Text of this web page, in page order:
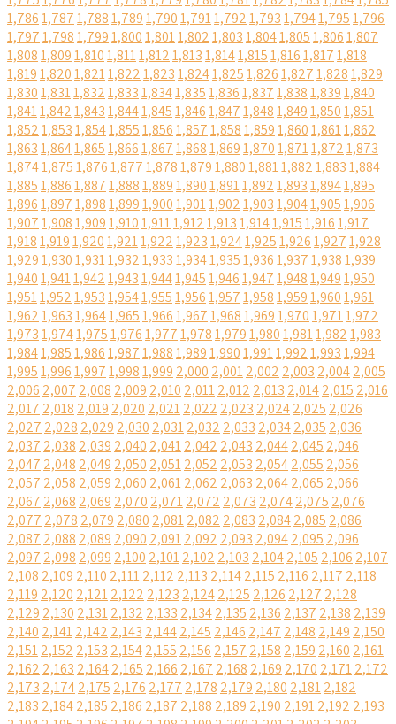
1,7861,7871,7881,7891,7901,7911,7921,7931,7941,7951,796
1,7971,7981,7991,8001,8011,8021,8031,8041,8051,8061,807
1,8081,8091,8101,8111,8121,8131,8141,8151,8161,8171,818
1,8191,8201,8211,8221,8231,8241,8251,8261,8271,8281,829
1,8301,8311,8321,8331,8341,8351,8361,8371,8381,8391,840
1,8411,8421,8431,8441,8451,8461,8471,8481,8491,8501,851
1,8521,8531,8541,8551,8561,8571,8581,8591,8601,8611,862
1,8631,8641,8651,8661,8671,8681,8691,8701,8711,8721,873
1,8741,8751,8761,8771,8781,8791,8801,8811,8821,8831,884
1,8851,8861,8871,8881,8891,8901,8911,8921,8931,8941,895
1,8961,8971,8981,8991,9001,9011,9021,9031,9041,9051,906
1,9071,9081,9091,9101,9111,9121,9131,9141,9151,9161,917
1,9181,9191,9201,9211,9221,9231,9241,9251,9261,9271,928
1,9291,9301,9311,9321,9331,9341,9351,9361,9371,9381,939
1,9401,9411,9421,9431,9441,9451,9461,9471,9481,9491,950
1,9511,9521,9531,9541,9551,9561,9571,9581,9591,9601,961
1,9621,9631,9641,9651,9661,9671,9681,9691,9701,9711,972
1,9731,9741,9751,9761,9771,9781,9791,9801,9811,9821,983
1,9841,9851,9861,9871,9881,9891,9901,9911,9921,9931,994
1,9951,9961,9971,9981,999 2,000 2,0012,002 2,003 2,0042,005
2,006 2,007 2,008 2,009 2,010 2,0112,012 2,013 2,0142,015 2,016
2,017 2,018 2,019 2,020 2,0212,022 2,023 2,0242,025 2,026
2,027 2,028 2,029 2,030 2,0312,032 2,033 2,0342,035 2,036
2,037 2,038 2,039 2,040 2,0412,042 2,043 2,0442,045 2,046
2,047 2,048 2,049 2,050 2,0512,052 2,053 2,0542,055 2,056
2,057 2,058 2,059 2,060 2,0612,062 2,063 2,0642,065 2,066
2,067 2,068 2,069 2,070 2,0712,072 2,073 2,0742,075 2,076
2,077 2,078 2,079 2,080 2,0812,082 2,083 2,0842,085 2,086
2,087 2,088 2,089 2,090 2,0912,092 2,093 2,0942,095 2,096
2,097 2,098 2,099 2,100 2,1012,102 2,103 2,1042,105 2,106 2,107
2,108 2,109 2,110 2,1112,112 2,113 2,1142,115 2,116 2,117 2,118
2,119 2,120 2,1212,122 2,123 2,1242,125 2,126 2,127 2,128
2,129 2,130 2,1312,132 2,133 2,1342,135 2,136 2,137 2,138 2,139
2,140 2,1412,142 2,143 2,1442,145 2,146 2,147 2,148 2,149 2,150
2,1512,152 2,153 2,1542,155 2,156 2,157 2,158 2,159 2,160 2,161
2,162 2,163 2,1642,165 2,166 2,167 2,168 2,169 2,170 2,1712,172
2,173 2,1742,175 2,176 2,177 2,178 2,179 2,180 2,1812,182
2,183 2,1842,185 2,186 2,187 2,188 2,189 2,190 2,1912,192 2,193